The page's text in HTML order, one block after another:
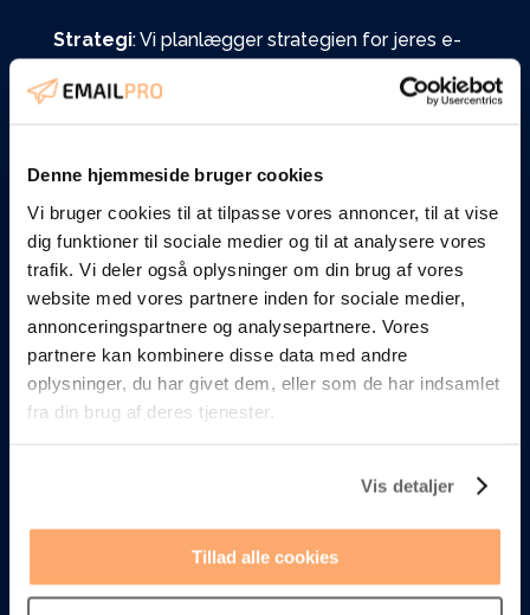
Denne hjemmeside bruger cookies
Vi bruger cookies til at tilpasse vores annoncer, til at vise
dig funktioner til sociale medier og til at analysere vores
trafik. Vi deler også oplysninger om din brug af vores
website med vores partnere inden for sociale medier,
annonceringspartnere og analysepartnere. Vores
partnere kan kombinere disse data med andre
oplysninger, du har givet dem, eller som de har indsamlet
fra din brug af deres tjenester.
Vis detaljer
Tillad alle cookies
Strategi: Vi planlægger strategien for jeres e-
pipeline.
Løbende optimering og sparring:Når alt er
opsat og aktiveret, sørger vi for løbende drift
og optimering, så I er sikret det allermest
effektive setup til jeres salgsteam og leads.
Optimering og rapportering:I får kvartalvis
en performence rapport og vi præsenterer jer
hvordan I forsat kan øge jeres leadgenering, e-